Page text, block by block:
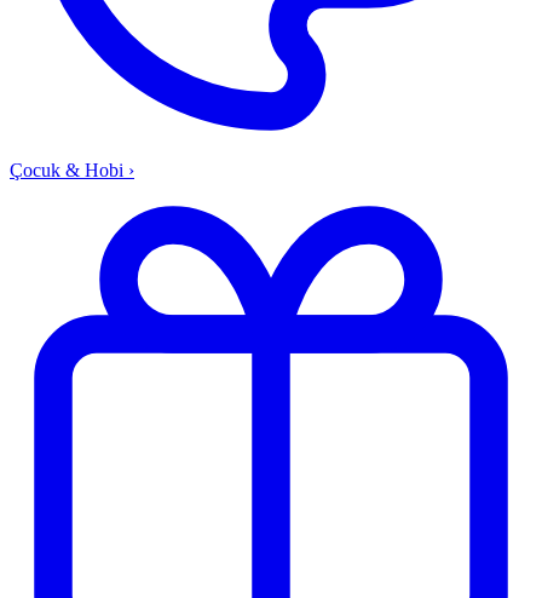
Çocuk & Hobi ›